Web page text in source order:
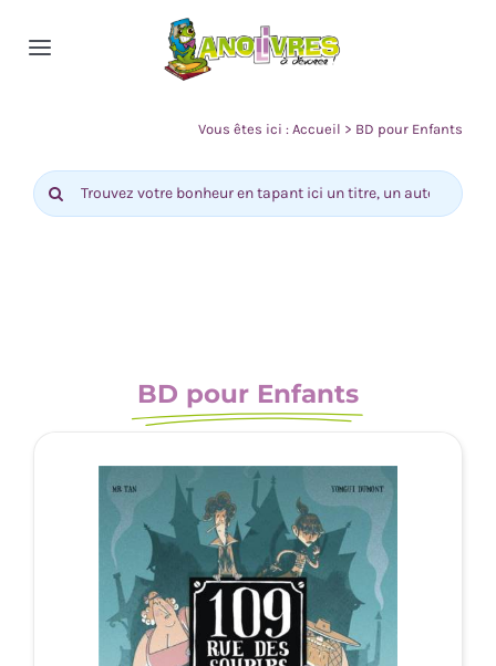
Toggle
Nos rayons
Vous êtes ici :Accueil > BD pour Enfants
Rechercher:
BD pour Enfants